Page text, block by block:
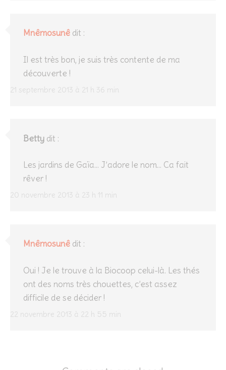
Mnêmosunê dit :
21 septembre 2013 à 21 h 36 min
Il est très bon, je suis très contente de ma
découverte !
Betty dit :
20 novembre 2013 à 23 h 11 min
Les jardins de Gaïa… J’adore le nom… Ca fait
rêver !
Mnêmosunê dit :
22 novembre 2013 à 22 h 55 min
Oui ! Je le trouve à la Biocoop celui-là. Les thés
ont des noms très chouettes, c’est assez
difficile de se décider !